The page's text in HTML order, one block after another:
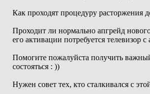
Как проходят процедуру расторжения
Проходит ли нормально апгрейд
его активации потребуется телевизор
Помогите пожалуйста получить
состояться : ))
Нужен совет тех, кто сталкивался с